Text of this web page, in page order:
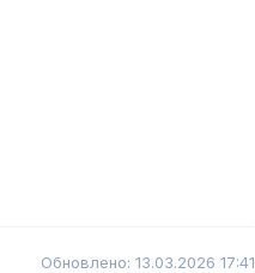
Обновлено: 13.03.2026 17:41